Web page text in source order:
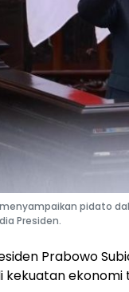
pidato
Presiden.
Prabowo
ekonomi